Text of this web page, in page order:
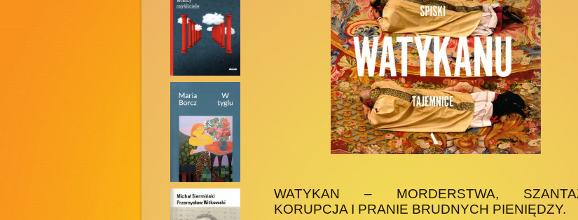
WATYKAN – MORDERSTWA,
KORUPCJA I PRANIE BRUDNYCH PIENIĘDZY.